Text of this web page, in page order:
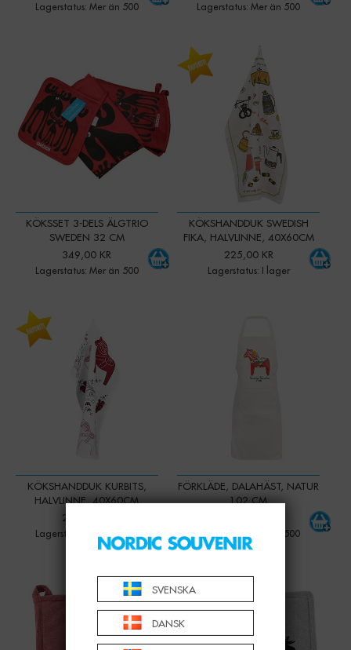
Lagerstatus: Mer än 500 Lagerstatus: Mer än 500
KÖKSSET 3-DELS ÄLGTRIO
SWEDEN 32 CM
349,00 KR
Lagerstatus: Mer än 500
KÖKSHANDDUK SWEDISH
FIKA, HALVLINNE, 40X60CM
225,00 KR
Lagerstatus: I lager
2026-01-15
Art. nr:
Lager
I lager
KÖKSHANDDUK KURBITS,
HALVLINNE, 40X60CM
225,00 KR
Lagerstatus: Mer än 500
Qty:
FÖRKLÄDE, DALAHÄST, NATUR
102 CM
Lagerstatus: Mer än 500
Qty: Qty:
SVENSKA
DANSK